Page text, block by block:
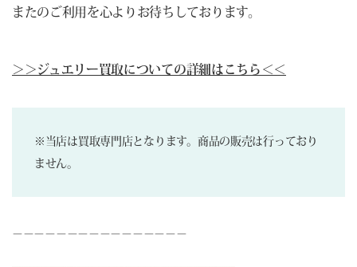
またのご利用を心よりお待ちしております。
＞＞ジュエリー買取についての詳細はこちら＜＜
※当店は買取専門店となります。商品の販売は行っており
ません。
－－－－－－－－－－－－－－－－